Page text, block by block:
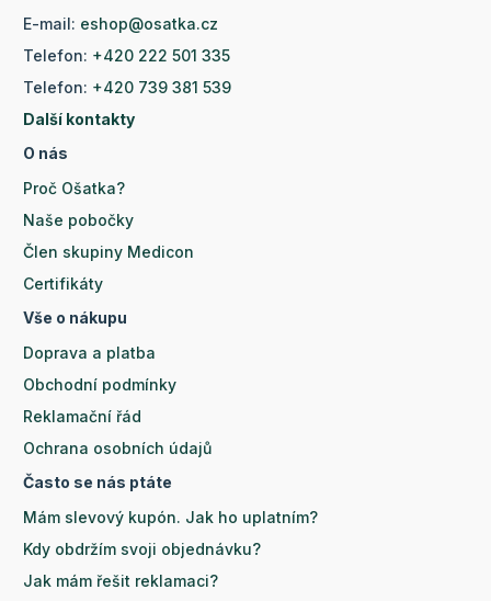
E-mail: eshop@osatka.cz
Telefon: +420 222 501 335
Telefon: +420 739 381 539
Další kontakty
O nás
Proč Ošatka?
Naše pobočky
Člen skupiny Medicon
Certifikáty
Vše o nákupu
Doprava a platba
Obchodní podmínky
Reklamační řád
Ochrana osobních údajů
Často se nás ptáte
Mám slevový kupón. Jak ho uplatním?
Kdy obdržím svoji objednávku?
Jak mám řešit reklamaci?